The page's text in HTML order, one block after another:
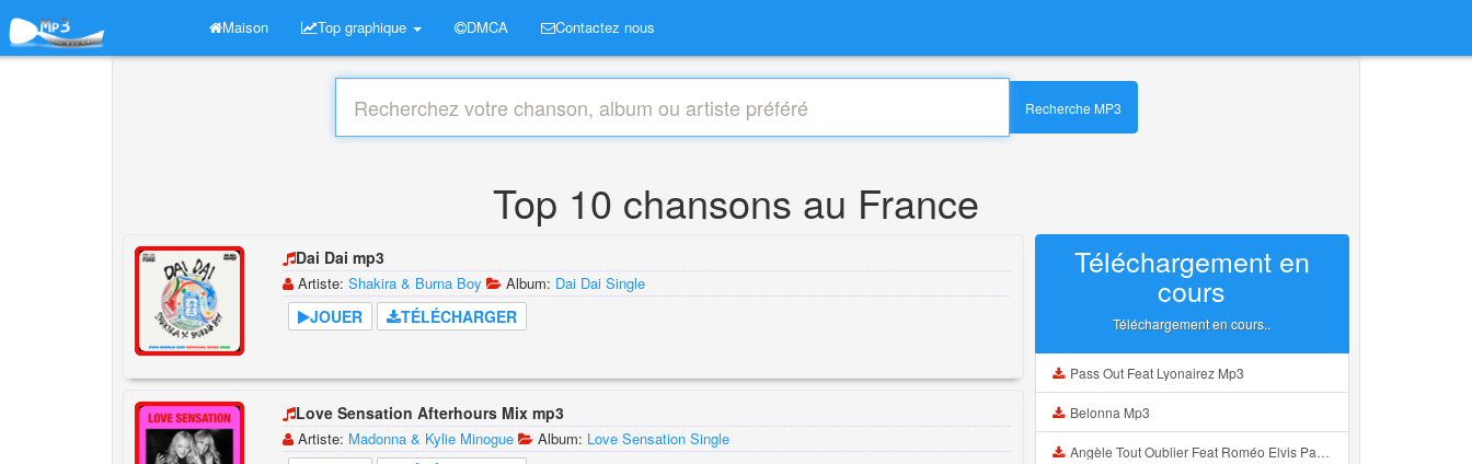
Maison Top graphique DMCA Contactez nous
Recherche MP3
Top 10 chansons au France
Dai Dai mp3
Artiste:Shakira & Burna Boy Album: Dai Dai Single
JOUER TÉLÉCHARGER
Love Sensation Afterhours Mix mp3
Artiste: Madonna & Kylie Minogue Album: Love Sensation Single
Téléchargement en
cours
Téléchargement en cours..
Pass Out Feat Lyonairez Mp3
Belonna Mp3
Angèle Tout Oublier Feat Roméo Elvis Paroles Mp3